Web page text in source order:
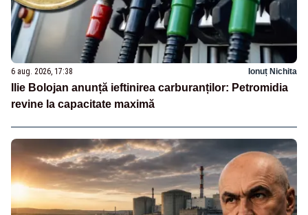
6 aug. 2026, 17:38 Ionuț Nichita
Ilie Bolojan anunță ieftinirea carburanților: Petromidia
revine la capacitate maximă